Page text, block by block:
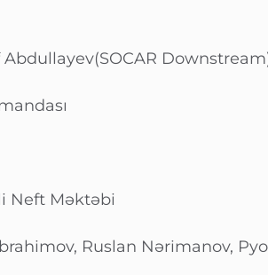
Abdullayev(SOCAR
Neft Məktəbi
Ruslan Nərimanov,